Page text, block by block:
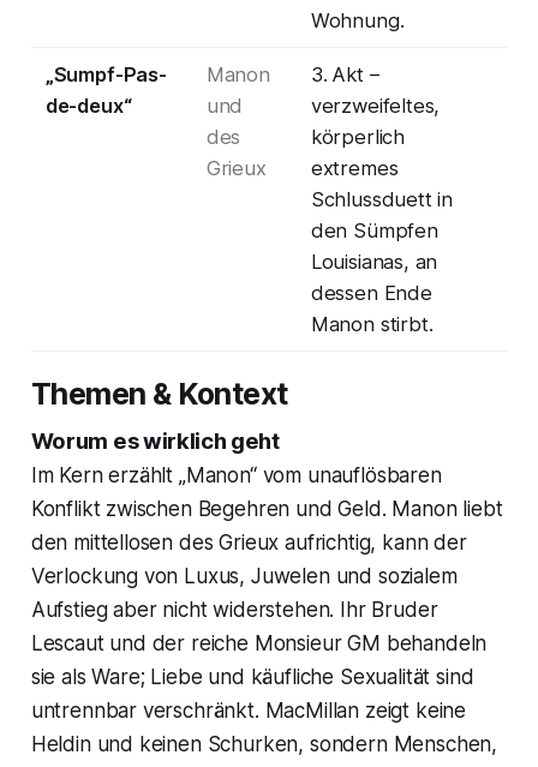
Wohnung.
„Sumpf-Pas-
de-deux“
Manon
und
des
Grieux
3. Akt –
verzweifeltes,
körperlich
extremes
Schlussduett in
den Sümpfen
Louisianas, an
dessen Ende
Manon stirbt.
Themen & Kontext
Worum es wirklich geht
Im Kern erzählt „Manon“ vom unauflösbaren
Konflikt zwischen Begehren und Geld. Manon liebt
den mittellosen des Grieux aufrichtig, kann der
Verlockung von Luxus, Juwelen und sozialem
Aufstieg aber nicht widerstehen. Ihr Bruder
Lescaut und der reiche Monsieur GM behandeln
sie als Ware; Liebe und käufliche Sexualität sind
untrennbar verschränkt. MacMillan zeigt keine
Heldin und keinen Schurken, sondern Menschen,